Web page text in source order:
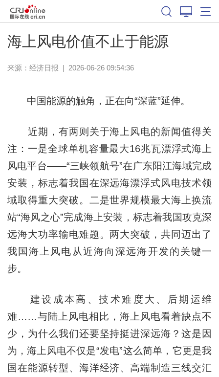
海上风电价值不止于能源
来源： 经济日报 | 2026-06-26 09:54:36
中国能源的触角，正在向“深蓝”延伸。
近期，有两则关于海上风电的新闻值得关
注：一是全球单机容量最大16兆瓦漂浮式海上
风电平台——“三峡领航号”在广东阳江海域完成
安装，标志着我国在深远海漂浮式风电技术领
域取得重大突破。二是世界规模最大海上换流
站“海风之心”完成海上安装，标志着我国攻克深
远海大功率输电难题。两大突破，共同迈出了
我国海上风电从近海向深远海开发的关键一
步。
建设成本高、技术难度大、后期运维
难……与陆上风电相比，海上风电看着缺点不
少，为什么我们还要坚持挺进深远海？这是因
为，海上风电不仅是“发电”这么简单，它更是我
国在能源转型、海洋经济、高端制造三线交汇